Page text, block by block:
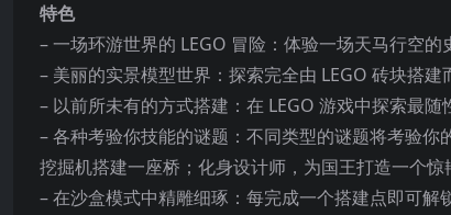
特色
– 一场环游世界的 LEGO 冒险：体验一场天马行空
– 美丽的实景模型世界：探索完全由 LEGO 砖块搭
– 以前所未有的方式搭建：在 LEGO 游戏中探索最
– 各种考验你技能的谜题：不同类型的谜题将考验
挖掘机搭建一座桥；化身设计师，为国王打造一个惊
– 在沙盒模式中精雕细琢：每完成一个搭建点即可解